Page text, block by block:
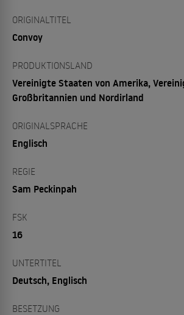
ORIGINALTITEL
Convoy
PRODUKTIONSLAND
Vereinigte Staaten von Amerika,
Großbritannien und Nordirland
ORIGINALSPRACHE
Englisch
REGIE
Sam Peckinpah
FSK
16
UNTERTITEL
Deutsch, Englisch
BESETZUNG